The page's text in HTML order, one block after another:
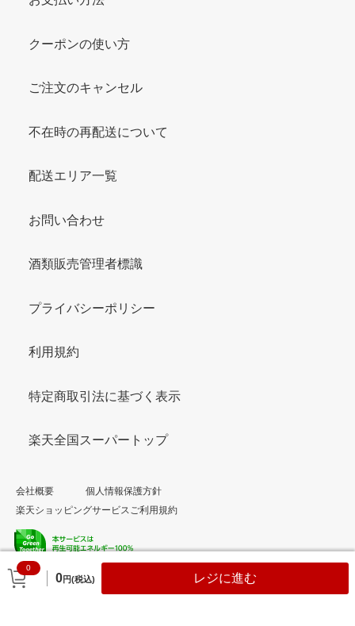
0
0円(税込) レジに進む
クーポンの使い方
ご注文のキャンセル
不在時の再配送について
配送エリア一覧
お問い合わせ
酒類販売管理者標識
プライバシーポリシー
利用規約
特定商取引法に基づく表示
楽天全国スーパートップ
会社概要
個人情報保護方針
楽天ショッピングサービスご利用規約
© Rakuten Group, Inc.